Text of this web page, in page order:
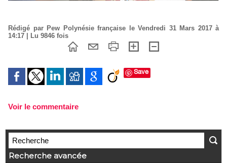
Rédigé par Pew Polynésie française le Vendredi 31 Mars 2017 à
14:17 | Lu 9846 fois
Save
Voir le commentaire
Recherche avancée